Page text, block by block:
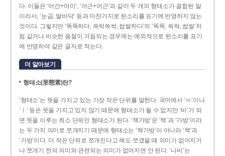
다. 이들은 ‘어간+어미’, ‘어근+어근’과 같이 두 개의 형태소가 결합된 말
이라서, ‘눈곱, 발바닥’ 등과 마찬가지로 된소리를 표기에 반영하지 않는
것이다. 그렇지만 ‘똑똑하다, 쓱싹쓱싹, 쌉쌀하다’의 ‘똑똑, 쓱싹, 쌉쌀’처
럼 같거나 비슷한 음절이 거듭되는 경우에는 예외적으로 된소리를 표기
에 반영하여 같은 글자로 적는다.
더 알아보기
형태소(形態素)란?
‘형태소’는 뜻을 가지고 있는 가장 작은 단위를 말한다. 국어에서 ‘ㅂ’이나
‘ㅣ’ 등은 뜻을 가지고 있지 않기 때문에 형태소가 될 수 없지만 ‘비’가 되
면 뜻을 이루는 최소 단위인 형태소가 된다. ‘책가방’은 ‘책’과 ‘가방’이라
는 두 가지 의미로 쪼개지기 때문에 형태소는 ‘책가방’이 아니라 ‘책’과
‘가방’이다. 더 작은 단위로 쪼개진다고 해도 쪼갰을 때 의미가 없어지거
나 쪼개기 전의 의미와 관련되는 의미가 없어지면 안 된다. ‘나비’는